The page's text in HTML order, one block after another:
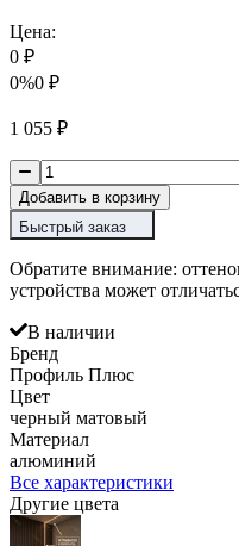
Цена:
0 ₽
0%0 ₽
1 055 ₽
Добавить в корзину
Быстрый заказ
Обратите внимание:
устройства может
В наличии
Бренд
Профиль Плюс
Цвет
черный матовый
Материал
алюминий
Все характеристики
Другие цвета